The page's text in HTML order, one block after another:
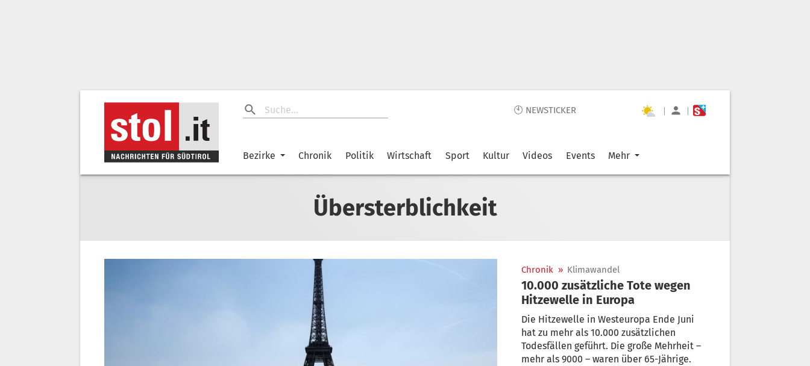
🕙 NEWSTICKER | |
Bezirke Chronik Politik Wirtschaft Sport Kultur Videos Events Mehr
Übersterblichkeit
Chronik » Klimawandel
10.000 zusätzliche Tote wegen
Hitzewelle in Europa
Die Hitzewelle in Westeuropa Ende Juni
hat zu mehr als 10.000 zusätzlichen
Todesfällen geführt. Die große Mehrheit –
mehr als 9000 – waren über 65-Jährige.